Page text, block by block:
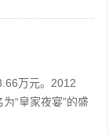
万元。2012
“皇家夜宴”的盛
酒品牌——国窖